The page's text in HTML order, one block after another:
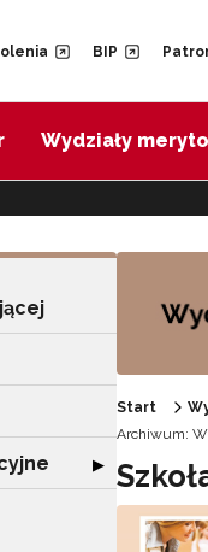
BIP
Wydziały
Rozwiń sekcję
▶
Start
Archiwum: